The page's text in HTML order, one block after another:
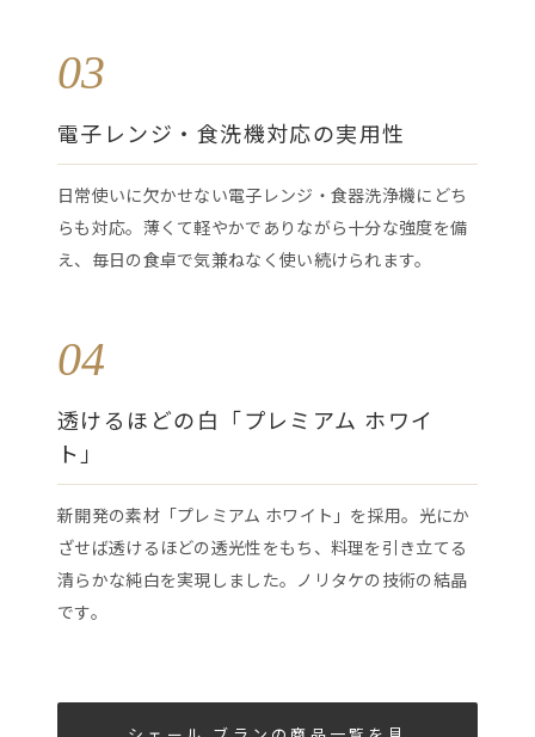
03
電子レンジ・食洗機対応の実用性
日常使いに欠かせない電子レンジ・食器洗浄機にどち
らも対応。薄くて軽やかでありながら十分な強度を備
え、毎日の食卓で気兼ねなく使い続けられます。
04
透けるほどの白「プレミアム ホワイ
ト」
新開発の素材「プレミアム ホワイト」を採用。光にか
ざせば透けるほどの透光性をもち、料理を引き立てる
清らかな純白を実現しました。ノリタケの技術の結晶
です。